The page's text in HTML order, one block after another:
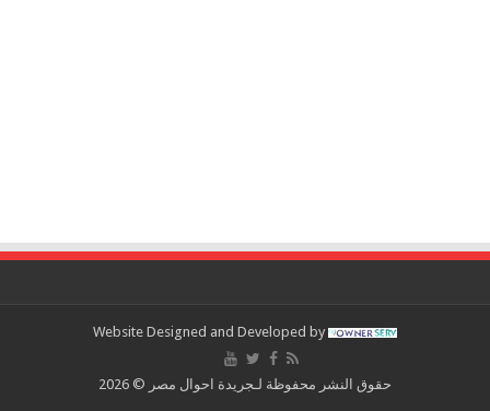
Website Designed and Developed by
حقوق النشر محفوظة لـجريدة احوال مصر © 2026